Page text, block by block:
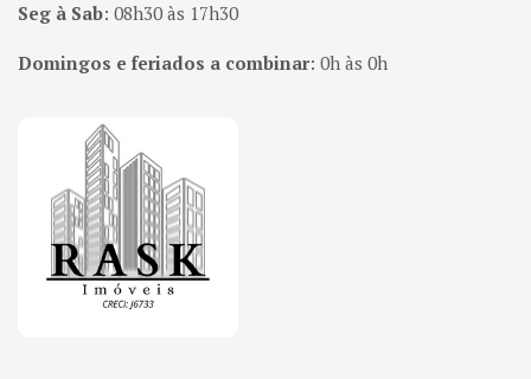
Seg à Sab: 08h30 às 17h30
Domingos e feriados a combinar: 0h às 0h
Página inicial